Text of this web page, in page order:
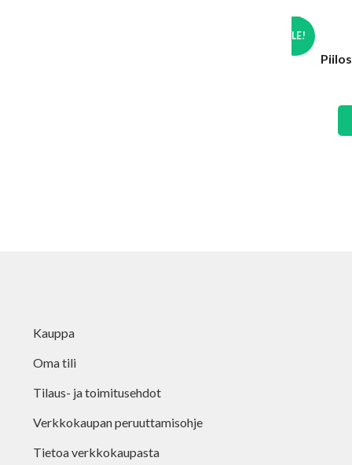
ALE!
Kauppa
Oma tili
Tilaus- ja toimitusehdot
Verkkokaupan peruuttamisohje
Tietoa verkkokaupasta